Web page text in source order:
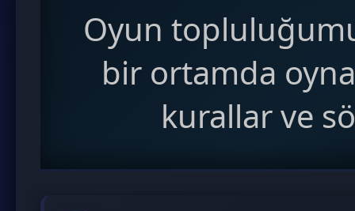
Oyun
bir ortamda
kurallar ve